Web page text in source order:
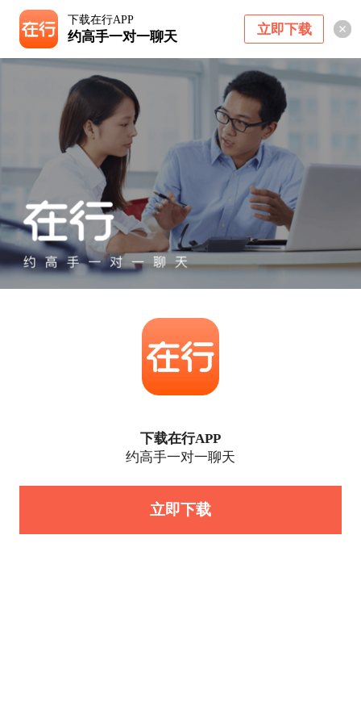
下载在行APP
约高手一对一聊天 立即下载
下载在行APP
约高手一对一聊天
立即下载